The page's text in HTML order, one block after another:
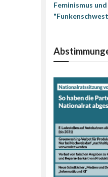
Feminismus